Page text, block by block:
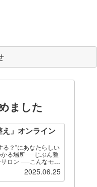
ました
え」オンライン
る？”にあなたらしい
かる場所──じぶん整
サロン ──こんなモヤ
せんか？毎日「この
？」が頭をよぎる
る？」と問われて
2025.06.25